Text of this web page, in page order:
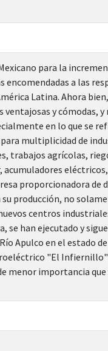
para la
a las
Latina. Ahora
y cómodas,
en lo que se
multiplicidad de
trabajos agrícolas,
proporcionadora
producción, no
centros
se han ejecutado y
Apulco en el estado
"El
menor importancia